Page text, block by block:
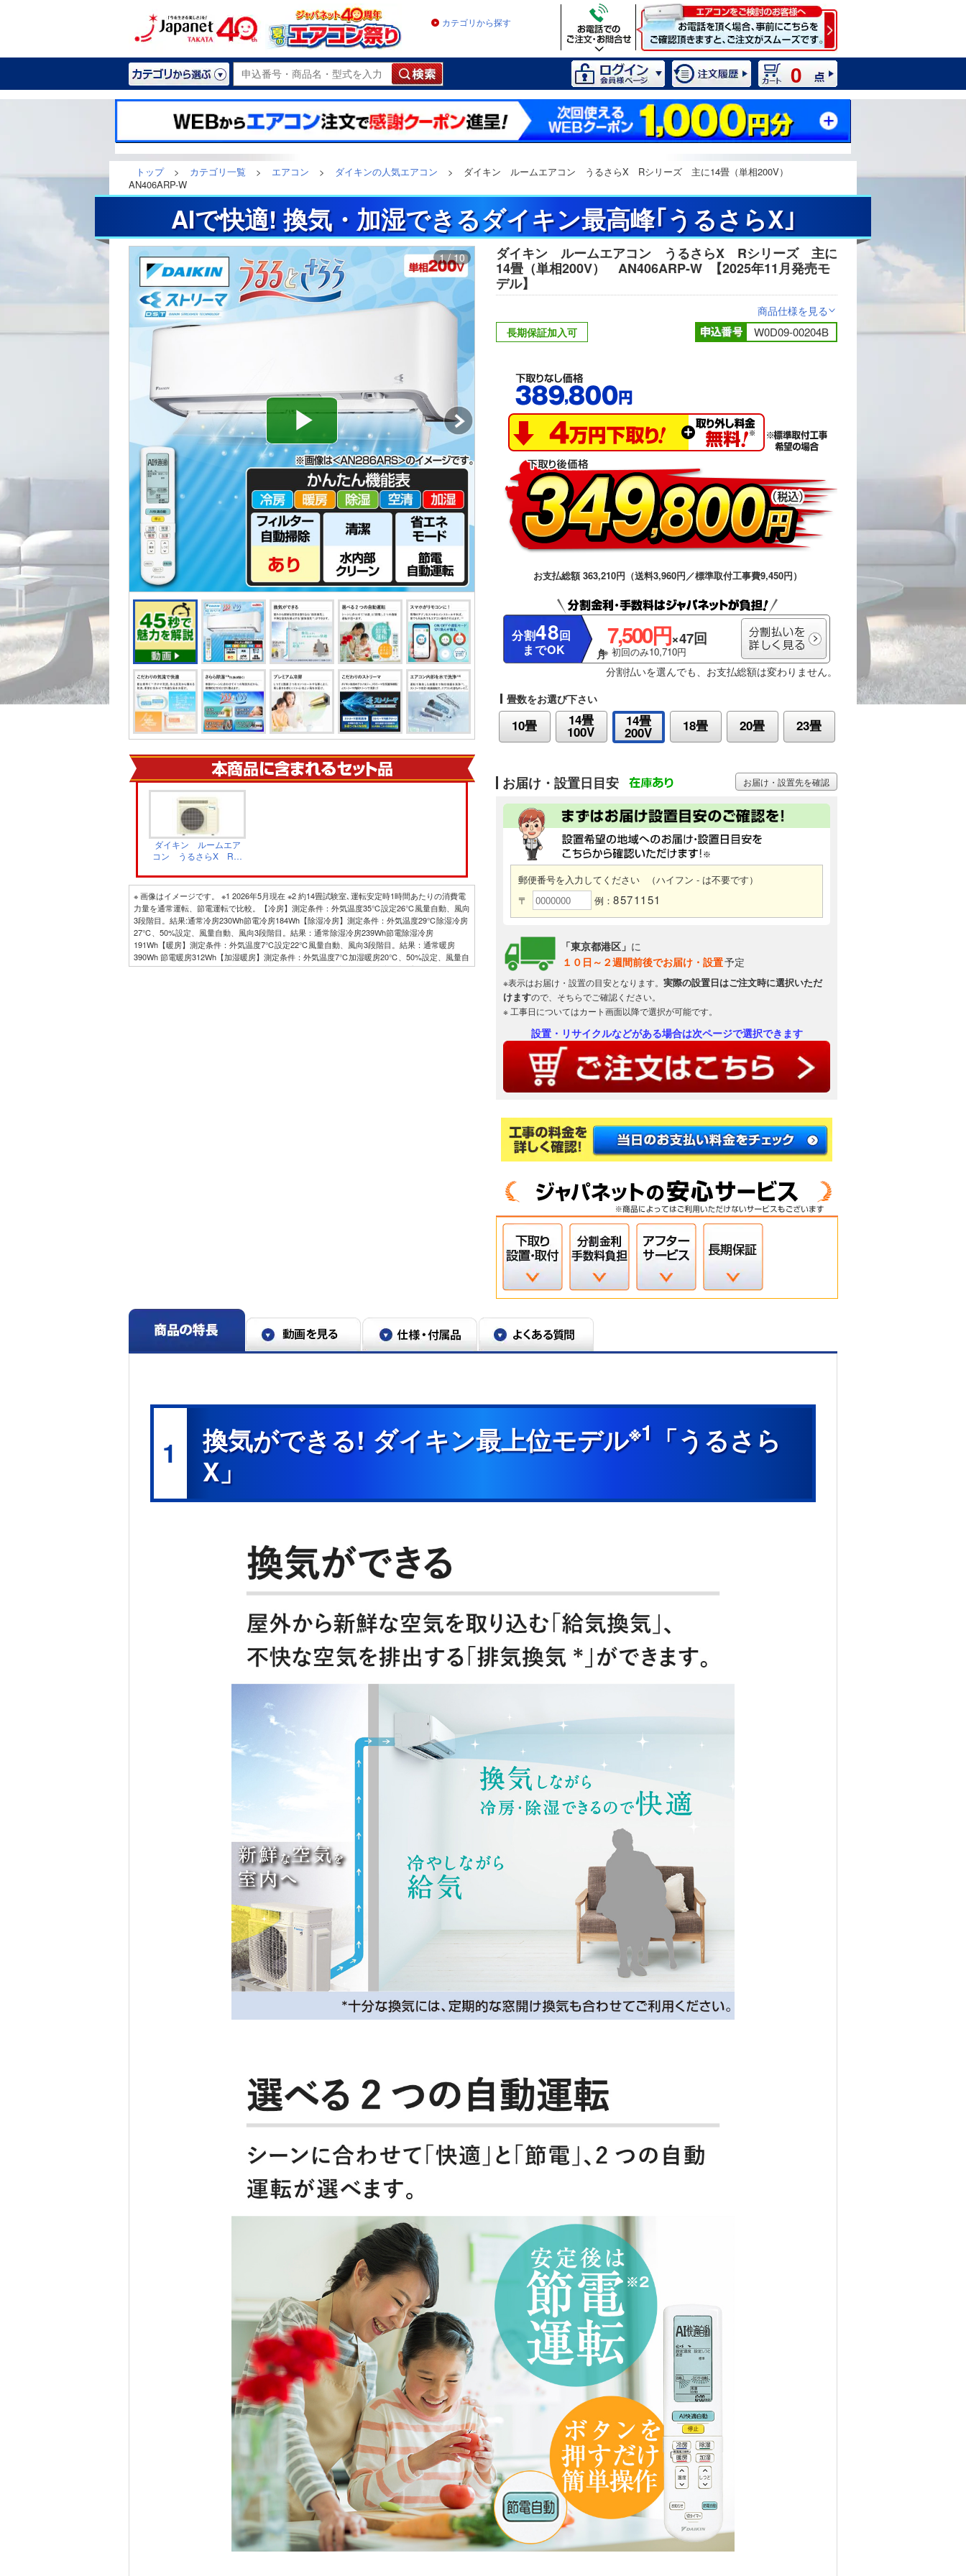
カテゴリから探す
0
トップ > カテゴリ一覧 > エアコン > ダイキンの人気エアコン >
ダイキン ルームエアコン うるさらX Rシリーズ 主に14畳（単相200V）
AN406ARP-W
AIで快適! 換気・加湿できるダイキン最高峰｢うるさらX｣
1 / 10 2 / 10
ダイキン ルームエア
コン うるさらX Rシ
200V） AR406ARP
※ 画像はイメージです。 ※1 2026年5月現在 ※2 約14畳試験室､運転安定時1時間あたりの消費電
力量を通常運転、節電運転で比較。【冷房】測定条件：外気温度35℃設定26℃風量自動、風向
3段階目。結果:通常冷房230Wh節電冷房184Wh【除湿冷房】測定条件：外気温度29℃除湿冷房
27℃、50%設定、風量自動、風向3段階目。結果：通常除湿冷房239Wh節電除湿冷房
191Wh【暖房】測定条件：外気温度7℃設定22℃風量自動、風向3段階目。結果：通常暖房
390Wh 節電暖房312Wh【加湿暖房】測定条件：外気温度7℃加湿暖房20℃、50%設定、風量自
動、風向3段階目。結果：通常加湿暖房410Wh節電加湿暖房328Wh ※3 専用アプリならびにお使
ダイキン ルームエアコン うるさらX Rシリーズ 主に
14畳（単相200V） AN406ARP-W
【2025年11月発売モ
デル】
商品仕様を見る>
長期保証加入可 W0D09-00204B
お支払総額 363,210円（送料3,960円／標準取付工事費9,450円）
分割48回
までOK
7,500円×47回
※ 初回のみ10,710円
分割払いを選んでも、お支払総額は変わりません。
畳数をお選び下さい
10畳 14畳
100V
14畳
200V 18畳 20畳 23畳
お届け・設置日目安
郵便番号を入力してください
（ハイフン - は不要です）
〒
例： 8571151
「東京都港区」 に
１０日～２週間前後でお届け・設置予定
※表示はお届け・設置の目安となります。 実際の設置日はご注文時に選択いただ
けますので、そちらでご確認ください。
※ 工事日についてはカート画面以降で選択が可能です。
お届け・設置先を確認
設置・リサイクルなどがある場合は次ページで選択できます
1 換気ができる! ダイキン最上位モデル※1 「うるさら
X」